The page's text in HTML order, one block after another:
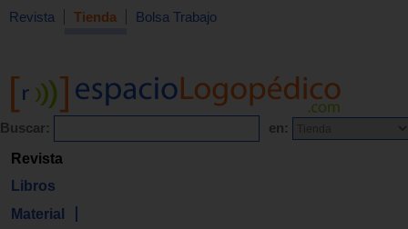
Revista Tienda Bolsa Trabajo
Buscar: en:
Revista
Libros
Material